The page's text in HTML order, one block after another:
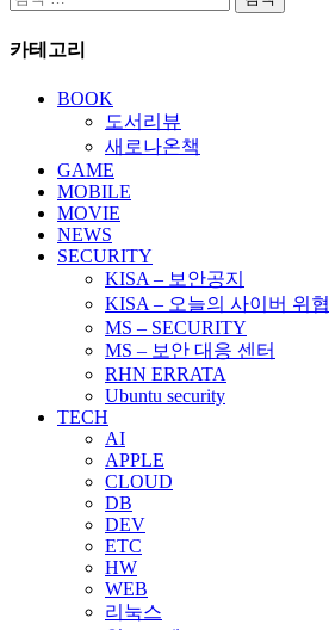
카테고리
BOOK
도서리뷰
새로나온책
GAME
MOBILE
MOVIE
NEWS
SECURITY
KISA – 보안공지
KISA – 오늘의 사이버 위협
MS – SECURITY
MS – 보안 대응 센터
RHN ERRATA
Ubuntu security
TECH
AI
APPLE
CLOUD
DB
DEV
ETC
HW
WEB
리눅스